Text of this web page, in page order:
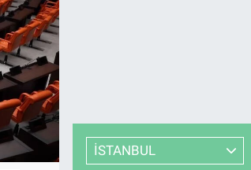
İSTANBUL